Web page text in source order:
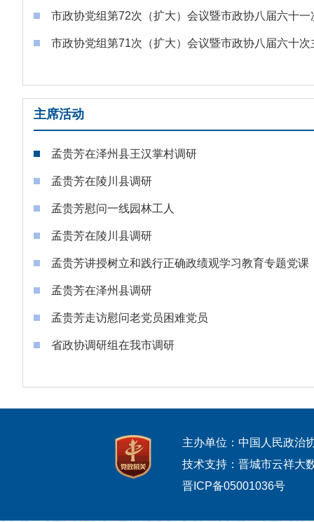
市政协党组第72次（扩大）会议暨市政协八届六十
市政协党组第71次（扩大）会议暨市政协八届六十次
主席活动
孟贵芳在泽州县王汉掌村调研
孟贵芳在陵川县调研
孟贵芳慰问一线园林工人
孟贵芳在陵川县调研
孟贵芳讲授树立和践行正确政绩观学习教育专题党课
孟贵芳在泽州县调研
孟贵芳走访慰问老党员困难党员
省政协调研组在我市调研
主办单位：中国人民政治
技术支持：晋城市云祥大
晋ICP备05001036号